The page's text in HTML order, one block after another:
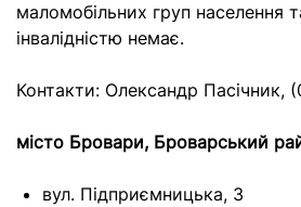
маломобільних груп населення
інвалідністю немає.
Контакти: Олександр Пасічник,
місто Бровари, Броварський
вул. Підприємницька, 3